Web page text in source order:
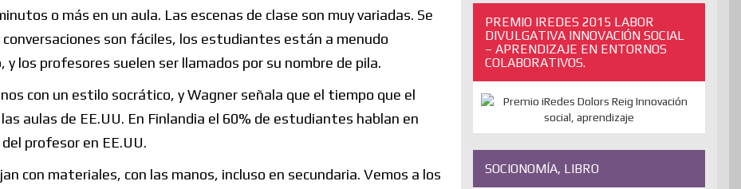
o más en un aula. Las escenas de clase son muy variadas. Se
son fáciles, los estudiantes están a menudo
los profesores suelen ser llamados por su nombre de pila.
con un estilo socrático, y Wagner señala que el tiempo que el
aulas de EE.UU. En Finlandia el 60% de estudiantes hablan en
profesor en EE.UU.
con materiales, con las manos, incluso en secundaria. Vemos a los
PREMIO IREDES 2015 LABOR
DIVULGATIVA INNOVACIÓN SOCIAL
– APRENDIZAJE EN ENTORNOS
COLABORATIVOS.
SOCIONOMÍA, LIBRO